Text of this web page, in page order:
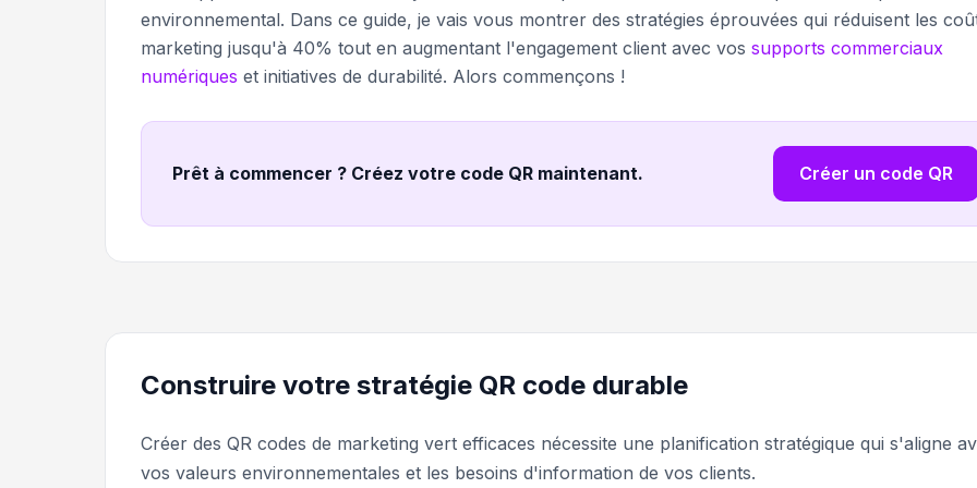
environnemental. Dans ce guide, je vais vous montrer des stratégies éprouvées qui réduisent les
marketing jusqu'à 40% tout en augmentant l'engagement client avec vos supports commerciaux
numériques et initiatives de durabilité. Alors commençons !
Prêt à commencer ? Créez votre code QR maintenant. Créer un code QR
Construire votre stratégie QR code durable
Créer des QR codes de marketing vert efficaces nécessite une planification stratégique qui s'aligne
vos valeurs environnementales et les besoins d'information de vos clients.